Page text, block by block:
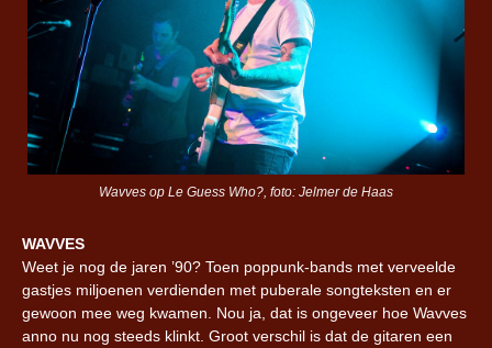
Wavves op Le Guess Who?, foto: Jelmer de Haas
WAVVES
Weet je nog de jaren ’90? Toen poppunk-bands met verveelde
gastjes miljoenen verdienden met puberale songteksten en er
gewoon mee weg kwamen. Nou ja, dat is ongeveer hoe Wavves
anno nu nog steeds klinkt. Groot verschil is dat de gitaren een